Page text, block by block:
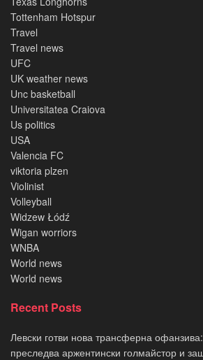
Tottenham Hotspur
Travel
Travel news
UFC
UK weather news
Unc basketball
Universitatea Craiova
Us politics
USA
Valencia FC
viktoria plzen
Violinist
Volleyball
Widzew Łódź
Wigan worriors
WNBA
World news
World news
Recent Posts
Левски готви нова трансферна офанзива:
преследва аржентински голмайстор и